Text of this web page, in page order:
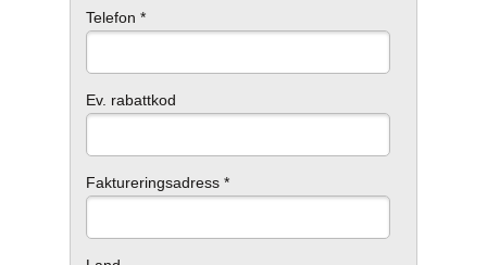
Telefon *
Ev. rabattkod
Faktureringsadress *